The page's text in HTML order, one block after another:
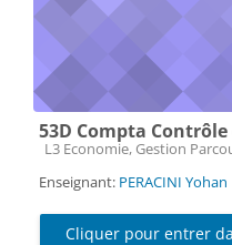
53D Compta
Catégorie de cours
L3 Economie, Gestion
Enseignant: PERACINI Yohan
Cliquer pour entrer